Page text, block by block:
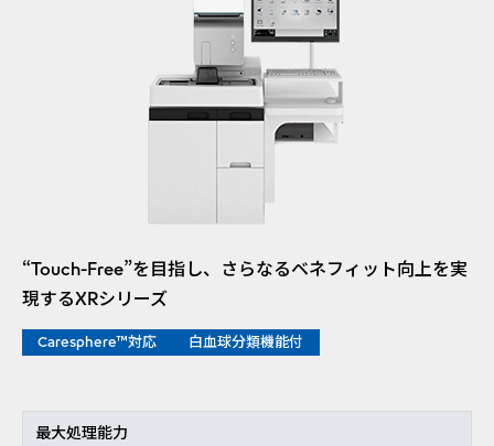
“Touch-Free”を目指し、さらなるベネフィット向上を実
現するXRシリーズ
Caresphere™対応 白血球分類機能付
最大処理能力